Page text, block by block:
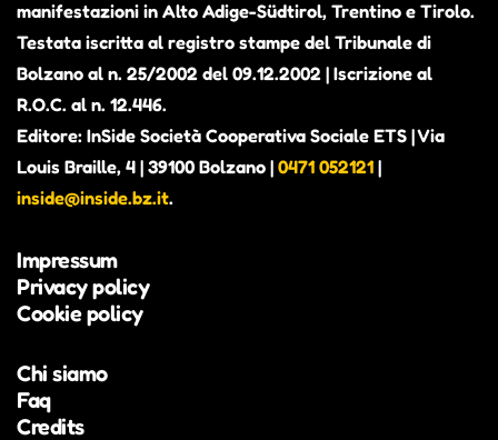
manifestazioni in Alto Adige-Südtirol, Trentino e Tirolo.
Testata iscritta al registro stampe del Tribunale di
Bolzano al n. 25/2002 del 09.12.2002 | Iscrizione al
R.O.C. al n. 12.446.
Editore: InSide Società Cooperativa Sociale ETS | Via
Louis Braille, 4 | 39100 Bolzano | 0471 052121 |
inside@inside.bz.it.
Impressum
Privacy policy
Cookie policy
Chi siamo
Faq
Credits